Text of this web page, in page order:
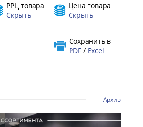
Цена товара
Скрыть
РРЦ товара
Скрыть
Сохранить в
PDF/ Excel
Архив